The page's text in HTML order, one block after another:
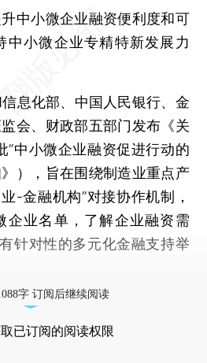
中小微企业融资便利度和可
中小微企业专精特新发展力
化部、中国人民银行、金
会、财政部五部门发布《关
”中小微企业融资促进行动的
），旨在围绕制造业重点产
-金融机构”对接协作机制，
企业名单，了解企业融资需
针对性的多元化金融支持举
字 订阅后继续阅读
已订阅的阅读权限